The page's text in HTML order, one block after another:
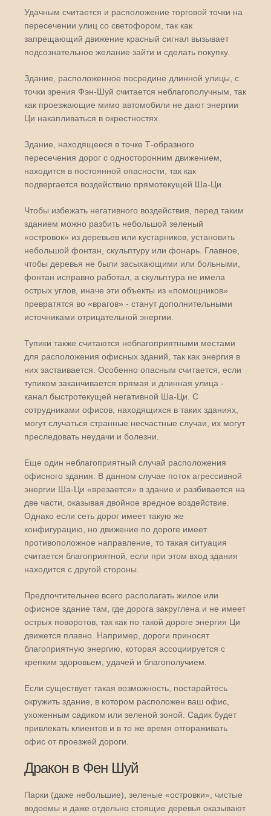
Удачным считается и расположение торговой точки на
пересечении улиц со светофором, так как
запрещающий движение красный сигнал вызывает
подсознательное желание зайти и сделать покупку.
Здание, расположенное посредине длинной улицы, с
точки зрения Фэн-Шуй считается неблагополучным, так
как проезжающие мимо автомобили не дают энергии
Ци накапливаться в окрестностях.
Здание, находящееся в точке Т-образного
пересечения дорог с односторонним движением,
находится в постоянной опасности, так как
подвергается воздействию прямотекущей Ша-Ци.
Чтобы избежать негативного воздействия, перед таким
зданием можно разбить небольшой зеленый
«островок» из деревьев или кустарников, установить
небольшой фонтан, скульптуру или фонарь. Главное,
чтобы деревья не были засыхающими или больными,
фонтан исправно работал, а скульптура не имела
острых углов, иначе эти объекты из «помощников»
превратятся во «врагов» - станут дополнительными
источниками отрицательной энергии.
Тупики также считаются неблагоприятными местами
для расположения офисных зданий, так как энергия в
них застаивается. Особенно опасным считается, если
тупиком заканчивается прямая и длинная улица -
канал быстротекущей негативной Ша-Ци. С
сотрудниками офисов, находящихся в таких зданиях,
могут случаться странные несчастные случаи, их могут
преследовать неудачи и болезни.
Еще один неблагоприятный случай расположения
офисного здания. В данном случае поток агрессивной
энергии Ша-Ци «врезается» в здание и разбивается на
две части, оказывая двойное вредное воздействие.
Однако если сеть дорог имеет такую же
конфигурацию, но движение по дороге имеет
противоположное направление, то такая ситуация
считается благоприятной, если при этом вход здания
находится с другой стороны.
Предпочтительнее всего располагать жилое или
офисное здание там, где дорога закруглена и не имеет
острых поворотов, так как по такой дороге энергия Ци
движется плавно. Например, дороги приносят
благоприятную энергию, которая ассоциируется с
крепким здоровьем, удачей и благополучием.
Если существует такая возможность, постарайтесь
окружить здание, в котором расположен ваш офис,
ухоженным садиком или зеленой зоной. Садик будет
привлекать клиентов и в то же время отгораживать
офис от проезжей дороги.
Дракон в Фен Шуй
Парки (даже небольшие), зеленые «островки», чистые
водоемы и даже отдельно стоящие деревья оказывают